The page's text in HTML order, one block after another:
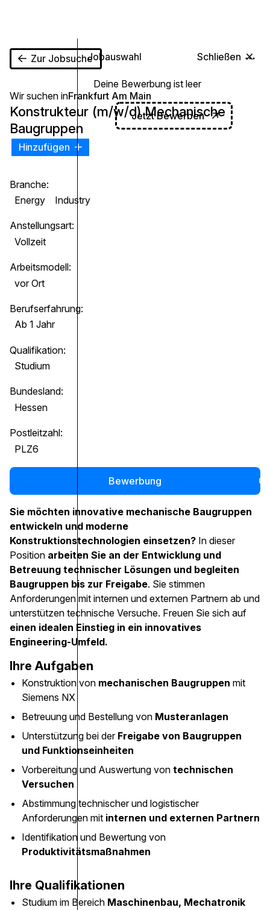
Jobauswahl Schließen
Deine Bewerbung ist leer
Jetzt Bewerben
Zur Jobsuche
Wir suchen inFrankfurt Am Main
Konstrukteur (m/w/d) Mechanische
Baugruppen
Hinzufügen
Branche:
Energy
Industry
Anstellungsart:
Vollzeit
Arbeitsmodell:
vor Ort
Berufserfahrung:
Ab 1 Jahr
Qualifikation:
Studium
Bundesland:
Hessen
Postleitzahl:
PLZ6
Bewerbung 0
Sie möchten innovative mechanische Baugruppen
entwickeln und moderne
Konstruktionstechnologien einsetzen? In dieser
Position arbeiten Sie an der Entwicklung und
Betreuung technischer Lösungen und begleiten
Baugruppen bis zur Freigabe. Sie stimmen
Anforderungen mit internen und externen Partnern ab und
unterstützen technische Versuche. Freuen Sie sich auf
einen idealen Einstieg in ein innovatives
Engineering-Umfeld.
Ihre Aufgaben
Konstruktion von mechanischen Baugruppen mit
Siemens NX
Betreuung und Bestellung von Musteranlagen
Unterstützung bei der Freigabe von Baugruppen
und Funktionseinheiten
Vorbereitung und Auswertung von technischen
Versuchen
Abstimmung technischer und logistischer
Anforderungen mit internen und externen Partnern
Identifikation und Bewertung von
Produktivitätsmaßnahmen
Ihre Qualifikationen
Studium im Bereich Maschinenbau, Mechatronik